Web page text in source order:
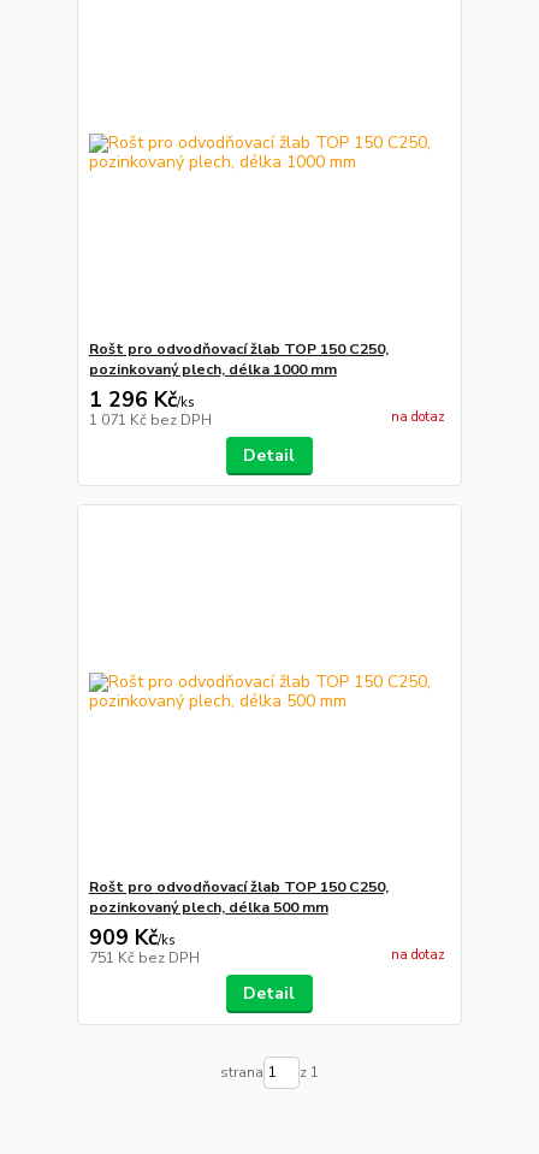
Rošt pro odvodňovací žlab TOP 150 C250,
pozinkovaný plech, délka 1000 mm
1 296 Kč/ks
1 071 Kč bez DPH na dotaz
Detail
Rošt pro odvodňovací žlab TOP 150 C250,
pozinkovaný plech, délka 500 mm
909 Kč/ks
751 Kč bez DPH na dotaz
Detail
strana z 1